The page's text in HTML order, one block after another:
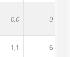
0,0 0
1,1 6